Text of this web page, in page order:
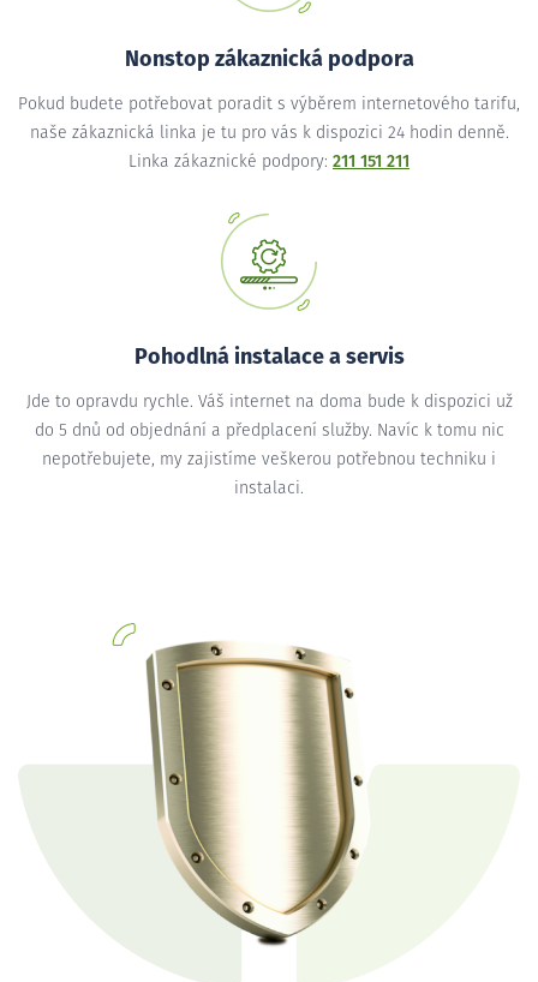
Nonstop zákaznická podpora
Pokud budete potřebovat poradit s výběrem internetového tarifu,
naše zákaznická linka je tu pro vás k dispozici 24 hodin denně.
Linka zákaznické podpory: 211 151 211
Pohodlná instalace a servis
Jde to opravdu rychle. Váš internet na doma bude k dispozici už
do 5 dnů od objednání a předplacení služby. Navíc k tomu nic
nepotřebujete, my zajistíme veškerou potřebnou techniku i
instalaci.